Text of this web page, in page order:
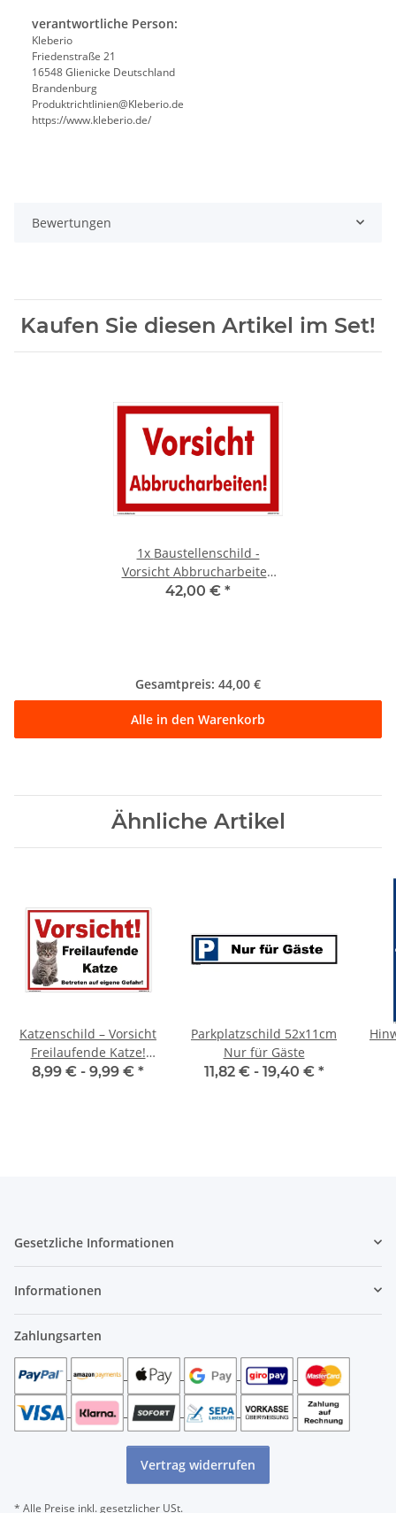
verantwortliche Person:
Kleberio
Friedenstraße 21
16548 Glienicke Deutschland
Brandenburg
Produktrichtlinien@Kleberio.de
https://www.kleberio.de/
Bewertungen
Kaufen Sie diesen Artikel im Set!
1x Baustellenschild -
Vorsicht Abbrucharbeiten
(40x60 cm)
42,00 € *
Gesamtpreis: 44,00 €
Alle in den Warenkorb
Ähnliche Artikel
Katzenschild – Vorsicht
Freilaufende Katze!
Warnschild für Haus &
8,99 € - 9,99 € *
Parkplatzschild 52x11cm
Nur für Gäste
11,82 € - 19,40 € *
Gesetzliche Informationen
Informationen
Zahlungsarten
Vertrag widerrufen
* Alle Preise inkl. gesetzlicher USt.